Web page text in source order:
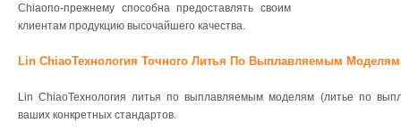
Chiaoпо-прежнему способна предоставлять своим
клиентам продукцию высочайшего качества.
Lin ChiaoТехнология Точного Литья По Выплавляемым
Lin ChiaoТехнология литья по выплавляемым моделям (литье по
ваших конкретных стандартов.